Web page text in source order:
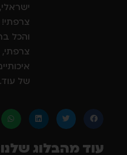
צרפתי!
והכל
צרפתי,
של עוד.
עוד מהבלוג